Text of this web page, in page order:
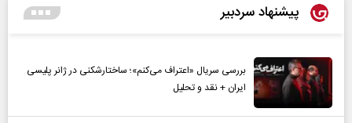
پیشنهاد سردبیر
بررسی سریال «اعتراف می‌کنم»؛ ساختارشکنی در ژانر پلیسی
ایران + نقد و تحلیل